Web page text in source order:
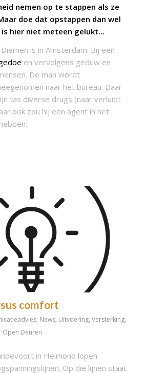
nemen op te stappen als ze
doe dat opstappen dan wel
hierniet meteen gelukt…
is in Amsterdam. Bij een
en vervolgens geduw en
De man wordt
naar het bureau. Daar
tas diverse drugs (naar verluidt
ook zou hij een agent in het
comfort
, News, Uitvoering, Versterking,
Open Deuren
in Helmond lopen
Op die lijnen staat